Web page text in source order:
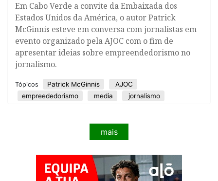
​Em Cabo Verde a convite da Embaixada dos
Estados Unidos da América, o autor Patrick
McGinnis esteve em conversa com jornalistas em
evento organizado pela AJOC com o fim de
apresentar ideias sobre empreendedorismo no
jornalismo.
Tópicos Patrick McGinnis
AJOC
empreededorismo
media jornalismo
mais